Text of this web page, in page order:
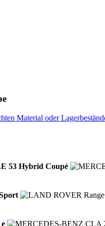
53 Hybrid Coupé